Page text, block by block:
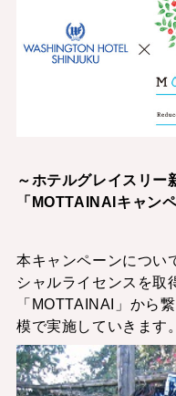
～ホテルグレイスリー
「MOTTAINAIキャン
本キャンペーンについ
シャルライセンスを取
「MOTTAINAI」から
模で実施していきます。